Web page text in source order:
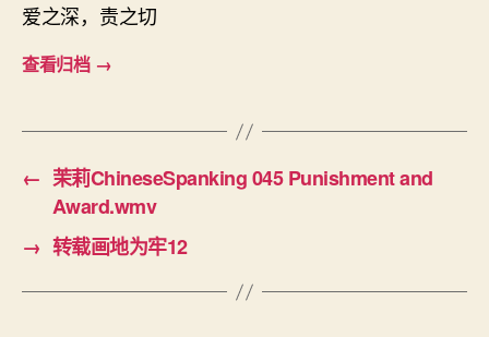
爱之深，责之切
查看归档 →
← 茉莉ChineseSpanking 045 Punishment and
Award.wmv
→ 转载画地为牢12